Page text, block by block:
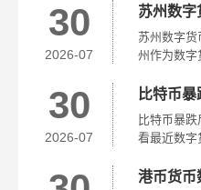
同的钱包。
搞混淆，
30
2026-07
苏州数字货
州作为数字
用户而言
数字货币
30
2026-07
比特币暴
看最近数字
比特币的市